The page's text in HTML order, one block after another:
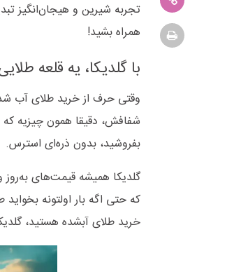
تجربه شیرین و هیجان‌انگیز
همراه بشید!
با گلدیکا، یه قلعه
وقتی حرف از خرید طلای آب‌
شفافش، دقیقا همون چیزیه که
بفروشید، بدون ذره‌ای استرس.
گلدیکا همیشه قیمت‌های به‌روز
که حتی اگه بار اولتونه
خرید طلای آبشده هستید،